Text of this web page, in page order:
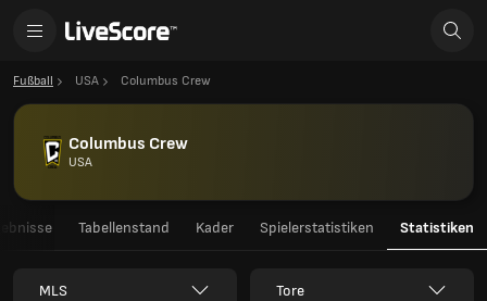
Fußball USA Columbus Crew
Columbus Crew
USA
Tabellenstand Kader Spielerstatistiken Statistiken
MLS Tore